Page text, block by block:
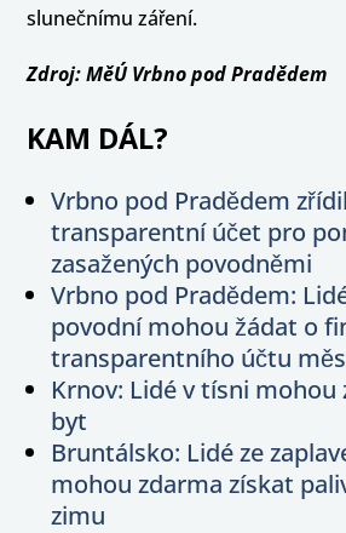
slunečnímu záření.
Zdroj: MěÚ Vrbno pod Pradědem
KAM DÁL?
Vrbno pod Pradědem
transparentní účet pro
zasažených povodněmi
Vrbno pod Pradědem:
povodní mohou žádat o
transparentního účtu
Krnov: Lidé v tísni mohou
byt
Bruntálsko: Lidé ze
mohou zdarma získat
zimu